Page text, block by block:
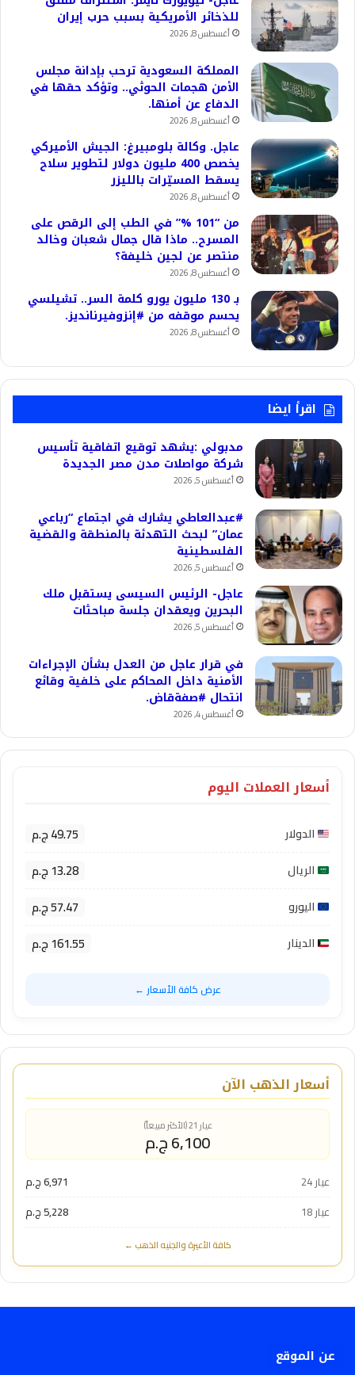
للذخائر الأمريكية بسبب حرب إيران
أغسطس 8, 2026
المملكة السعودية ترحب بإدانة مجلس
الأمن هجمات الحوثي.. وتؤكد حقها في
الدفاع عن أمنها.
أغسطس 8, 2026
عاجل. وكالة بلومبيرغ: الجيش الأميركي
يخصص 400 مليون دولار لتطوير سلاح
يسقط المسيّرات بالليزر
أغسطس 8, 2026
من “101 %” في الطب إلى الرقص على
المسرح.. ماذا قال جمال شعبان وخالد
منتصر عن لجين خليفة؟
أغسطس 8, 2026
بـ 130 مليون يورو كلمة السر.. تشيلسي
يحسم موقفه من #إنزوفيرنانديز.
أغسطس 8, 2026
اقرأ ايضا
مدبولي :يشهد توقيع اتفاقية تأسيس
شركة مواصلات مدن مصر الجديدة
أغسطس 5, 2026
#عبدالعاطي يشارك في اجتماع “رباعي
عمان” لبحث التهدئة بالمنطقة والقضية
الفلسطينية
أغسطس 5, 2026
عاجل- الرئيس السيسى يستقبل ملك
البحرين ويعقدان جلسة مباحثات
أغسطس 5, 2026
في قرار عاجل من العدل بشأن الإجراءات
الأمنية داخل المحاكم على خلفية وقائع
انتحال #صفةقاض.
أغسطس 4, 2026
أسعار العملات اليوم
الدولار 49.75 ج.م
الريال 13.28 ج.م
اليورو 57.47 ج.م
الدينار 161.55 ج.م
عرض كافة الأسعار ←
أسعار الذهب الآن
عيار 21 (الأكثر مبيعاً)
6,100 ج.م
عيار 24
6,971 ج.م
عيار 18
5,228 ج.م
كافة الأعيرة والجنيه الذهب ←
عن الموقع